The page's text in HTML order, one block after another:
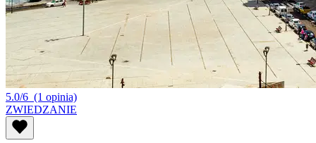
5.0/6 (1 opinia)
ZWIEDZANIE